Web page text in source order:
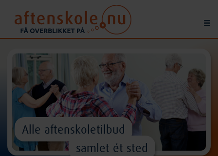
Alle aftenskoletilbud
samlet ét sted